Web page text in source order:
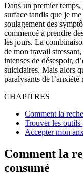
Dans un premier
surface tandis que je
soulagement des
commencé à prendre
les jours. La
de mon travail
intenses de désespoir,
suicidaires. Mais alors
paralysants de l’anxiété
CHAPITRES
Comment la
Trouver les outils
Accepter mon
Comment la
consumé